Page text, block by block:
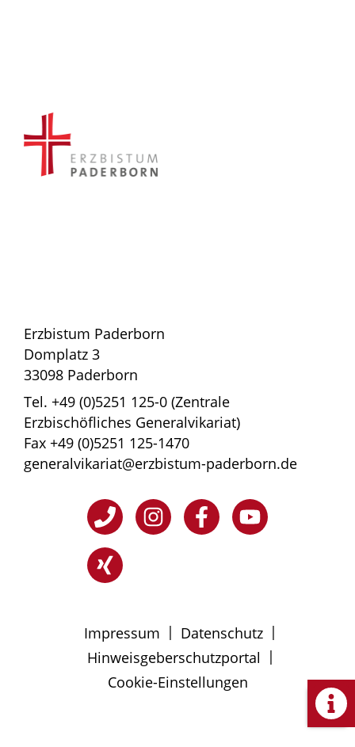
Erzbistum Paderborn
Domplatz 3
33098 Paderborn
Tel. +49 (0)5251 125-0 (Zentrale
Erzbischöfliches Generalvikariat)
Fax +49 (0)5251 125-1470
generalvikariat@erzbistum-paderborn.de
Impressum | Datenschutz |
Hinweisgeberschutzportal |
Cookie-Einstellungen